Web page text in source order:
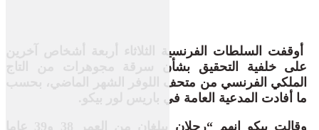
أوقفت السلطات الفرنسية الثلاثاء أربعة أشخاص آخرين
على خلفية التحقيق بشأن سرقة مجوهرات من التاج
الملكي الفرنسي من متحف اللوفر الشهر الماضي، بحسب
ما أفادت المدعية العامة في باريس لور بيكو.